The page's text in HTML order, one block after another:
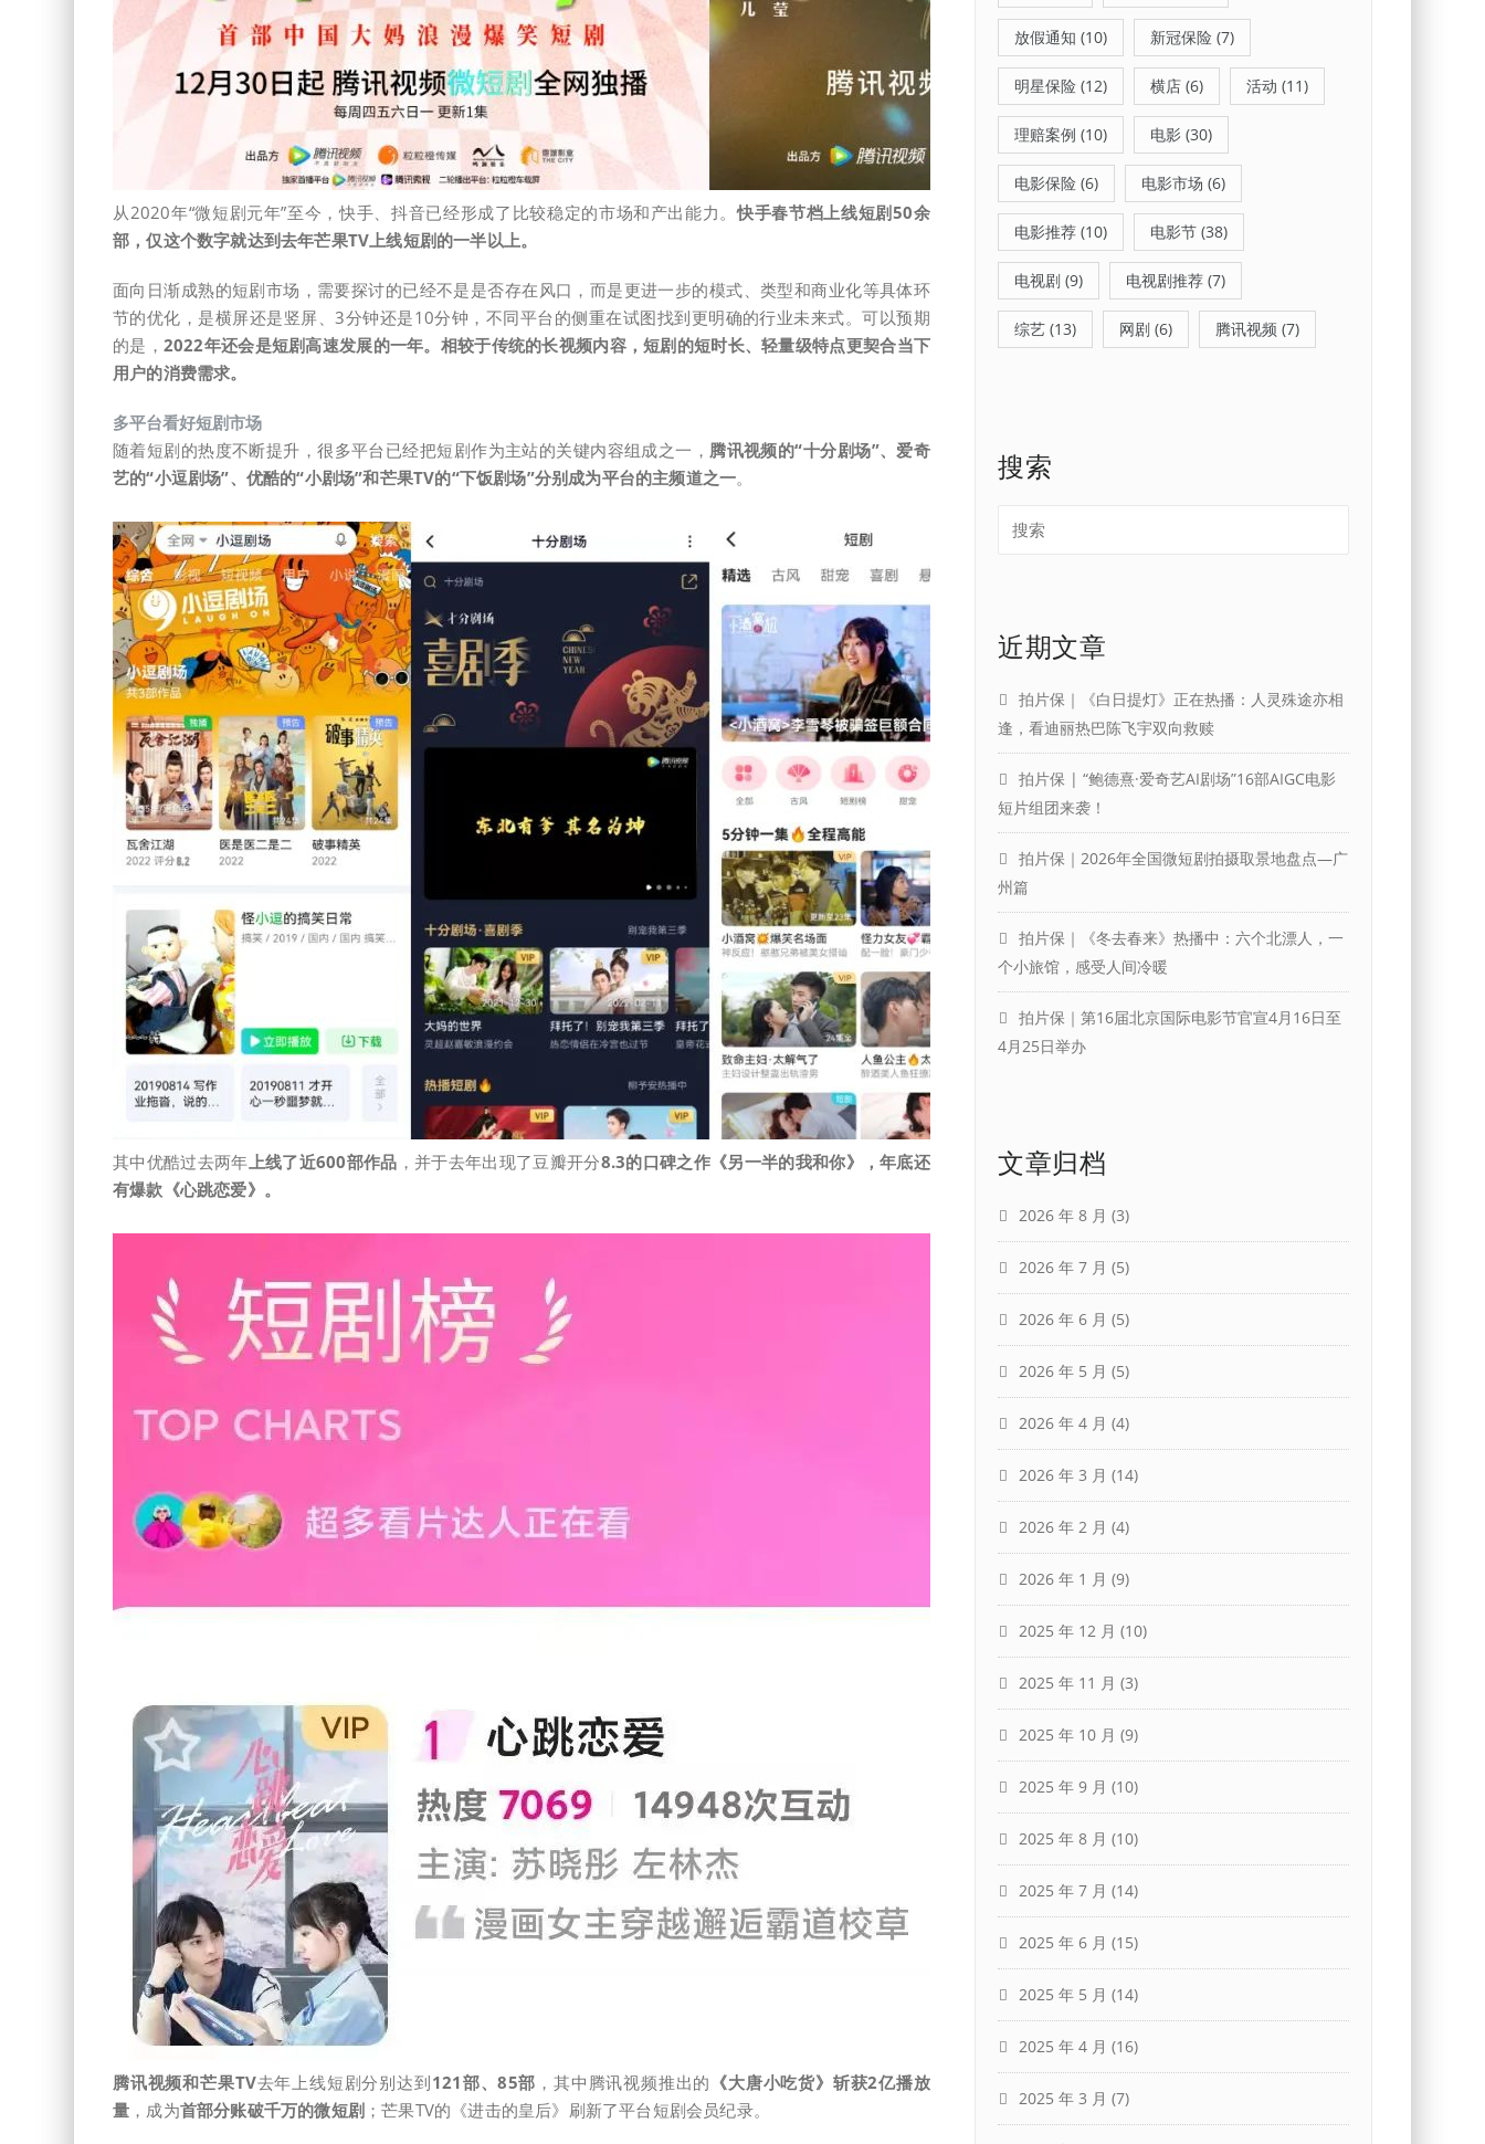
从2020年“微短剧元年”至今，快手、抖音已经形成了比较稳定的市场和产出能力。快手春节档上线短剧50余
部，仅这个数字就达到去年芒果TV上线短剧的一半以上。
面向日渐成熟的短剧市场，需要探讨的已经不是是否存在风口，而是更进一步的模式、类型和商业化等具体环
节的优化，是横屏还是竖屏、3分钟还是10分钟，不同平台的侧重在试图找到更明确的行业未来式。可以预期
的是， 2022年还会是短剧高速发展的一年。 相较于传统的长视频内容，短剧的短时长、轻量级特点更契合当下
用户的消费需求。
多平台看好短剧市场
随着短剧的热度不断提升，很多平台已经把短剧作为主站的关键内容组成之一， 腾讯视频的“十分剧场”、爱奇
艺的“小逗剧场”、优酷的“小剧场”和芒果TV的“下饭剧场”分别成为平台的主频道之一。
其中优酷过去两年 上线了近600部作品 ，并于去年出现了豆瓣开分8.3的口碑之作《另一半的我和你》，年底还
有爆款《心跳恋爱》。
腾讯视频和芒果TV去年上线短剧分别达到121部、85部 ，其中腾讯视频推出的 《大唐小吃货》斩获2亿播放
量 ，成为首部分账破千万的微短剧 ；芒果TV的《进击的皇后》刷新了平台短剧会员纪录。
放假通知 (10) 新冠保险 (7)
明星保险 (12) 横店 (6) 活动 (11)
理赔案例 (10) 电影 (30)
电影保险 (6) 电影市场 (6)
电影推荐 (10) 电影节 (38)
电视剧 (9) 电视剧推荐 (7)
综艺 (13) 网剧 (6) 腾讯视频 (7)
搜索
近期文章
拍片保｜《白日提灯》正在热播：人灵殊途亦相
逢，看迪丽热巴陈飞宇双向救赎
拍片保 | “鲍德熹·爱奇艺AI剧场”16部AIGC电影
短片组团来袭！
拍片保｜2026年全国微短剧拍摄取景地盘点—广
州篇
拍片保｜《冬去春来》热播中：六个北漂人，一
个小旅馆，感受人间冷暖
拍片保｜第16届北京国际电影节官宣4月16日至
4月25日举办
文章归档
2026 年 8 月 (3)
2026 年 7 月 (5)
2026 年 6 月 (5)
2026 年 5 月 (5)
2026 年 4 月 (4)
2026 年 3 月 (14)
2026 年 2 月 (4)
2026 年 1 月 (9)
2025 年 12 月 (10)
2025 年 11 月 (3)
2025 年 10 月 (9)
2025 年 9 月 (10)
2025 年 8 月 (10)
2025 年 7 月 (14)
2025 年 6 月 (15)
2025 年 5 月 (14)
2025 年 4 月 (16)
2025 年 3 月 (7)